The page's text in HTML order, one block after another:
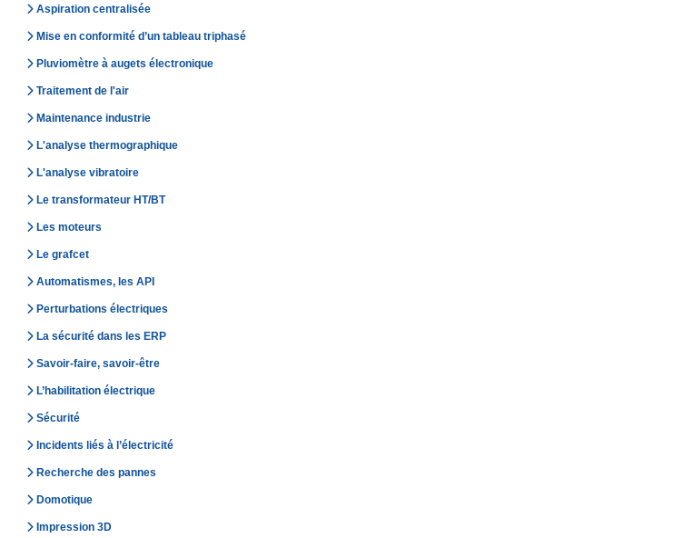
Aspiration centralisée
Mise en conformité d’un tableau triphasé
Pluviomètre à augets électronique
Traitement de l'air
Maintenance industrie
L'analyse thermographique
L'analyse vibratoire
Le transformateur HT/BT
Les moteurs
Le grafcet
Automatismes, les API
Perturbations électriques
La sécurité dans les ERP
Savoir-faire, savoir-être
L’habilitation électrique
Sécurité
Incidents liés à l’électricité
Recherche des pannes
Domotique
Impression 3D